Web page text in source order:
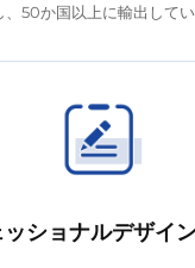
、50か国以上に輸出してい
ショナルデザイ